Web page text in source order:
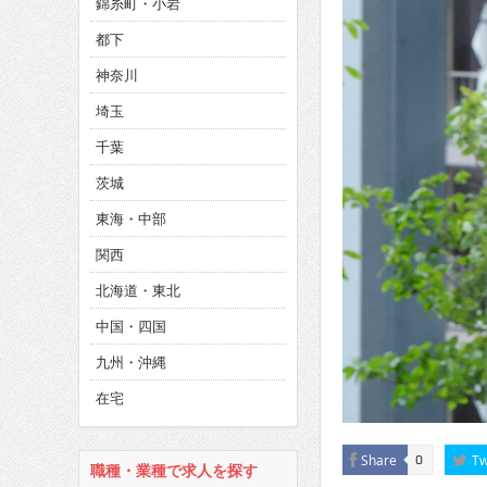
CINEMA×STYLE 285号
CINEMA×STYLE 294号
CINEMA×STYLE 293号
Share 0
都下
神奈川
埼玉
千葉
茨城
東海・中部
関西
北海道・東北
中国・四国
九州・沖縄
在宅
職種・業種で求人を探す